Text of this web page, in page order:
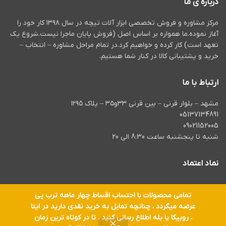
تمامی محصولات با احتساب اقساط چهار ماهه ترب پی
عرضه میگردد ، چنانچه تمایل به خرید نقدی دارید در ایتا
، روبیکا یا بله اطلاع رسانی کنید ، تا در کوتاه ترین زمان
اتوماتیک زنجیر
مجهز به دکمه قفل کن برای
انجام کار مداوم
دارای زنجیر یدکی
مجهز به اهرم حرفه ای میزان
استحکام زنجیر
ویوارکس
مته 6
قابلیت سوراخ کاری فلز تا
مته 10
مرکز مشاوره و فروش تخصصی ابزار آلات تیچه در سال ۱۳۹۸ کار خود را
آغاز نموده.ما همواره بر اساس اصل (فروش پایان ماجرا نیست.شروع یک
تعهد است) کار کرده و خواهیم کرد.در تمام مراحل مشاوره – انتخاب –
خرید و پشتیبانی کالا در کنار شما هستیم.
ارتباط با ما
مشهد – بلوار قرنی – بین قرنی ۳۳و۳۵ – پلاک ۱۲۹۵
05137134891
09021152005
شنبه تا پنجشنبه ساعت 8:30 الی 20
نماد اعتماد
تمام حقوق برایابزار آلات تیچهمحفوظ است.